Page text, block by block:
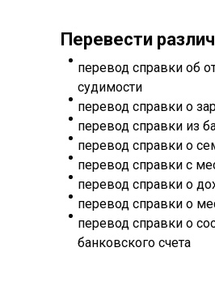
Перевести
перевод справки об
судимости
перевод справки о
перевод справки из
перевод справки о
перевод справки с
перевод справки о
перевод справки о
перевод справки о
банковского счета